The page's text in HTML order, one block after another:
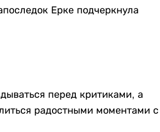
Ерке подчеркнула
перед критиками, а
радостными моментами с